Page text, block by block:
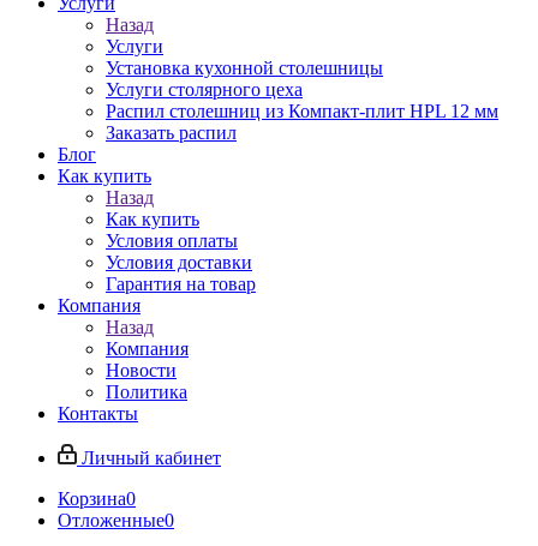
Назад
Услуги
Установка кухонной столешницы
Услуги столярного цеха
Распил столешниц из Компакт-плит HPL 12 мм
Заказать распил
Блог
Как купить
Назад
Как купить
Условия оплаты
Условия доставки
Гарантия на товар
Компания
Назад
Компания
Новости
Политика
Контакты
Личный кабинет
Корзина0
Отложенные0